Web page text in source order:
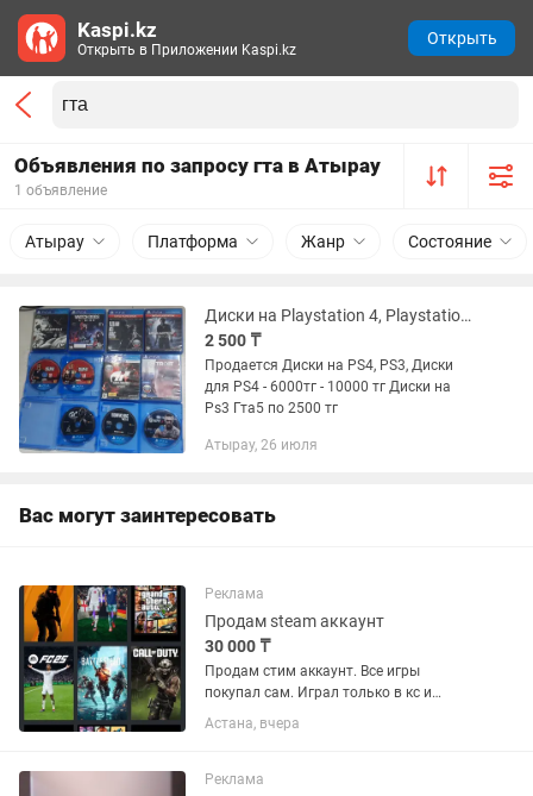
Объявления по запросу гта в Атырау
1 объявление
Атырау Платформа Жанр Состояние
Диски на Playstation 4, Playstation3 и на PSP.
2 500 ₸
Продается Диски на PS4, PS3, Диски
для PS4 - 6000тг - 10000 тг Диски на
Ps3 Гта5 по 2500 тг
Атырау, 26 июля
Вас могут заинтересовать
Реклама
Продам steam аккаунт
30 000 ₸
Продам стим аккаунт. Все игры
покупал сам. Играл только в кс и
фифа. Гта абсолютно нулевая. Продаю
в сявзи продажи пк. Есть прайм.
мне в комп. клубе
Астана, вчера
Реклама
Kaspi.kz
Открыть в Приложении Kaspi.kz
Открыть